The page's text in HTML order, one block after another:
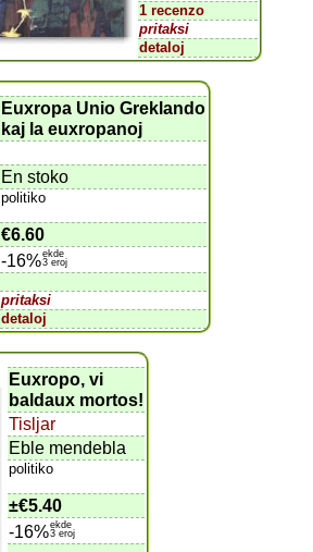
1 recenzo
pritaksi
detaloj
Euxropa Unio Greklando
kaj la euxropanoj
En stoko
politiko
€6.60
-16%ekde
3 eroj
pritaksi
detaloj
Euxropo, vi
baldaux mortos!
Tisljar
Eble mendebla
politiko
±€5.40
-16%ekde
3 eroj